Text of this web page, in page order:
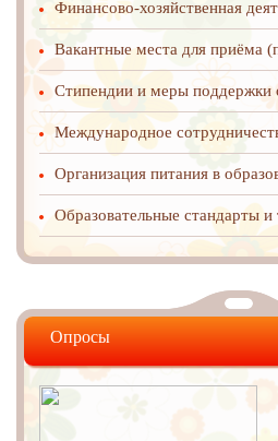
Финансово-хозяйственная
Вакантные места для приёма
Стипендии и меры поддержки
Международное
Организация питания в
Образовательные стандарты и
Опросы